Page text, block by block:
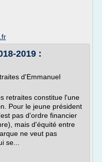
2019 :
d'Emmanuel
retraites constitue l'une
Pour le jeune président
pas d'ordre financier
mais d'équité entre
ne veut pas
se...